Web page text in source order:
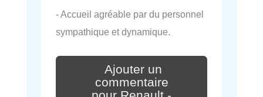
- Accueil agréable par du personnel
sympathique et dynamique.
Ajouter un
commentaire